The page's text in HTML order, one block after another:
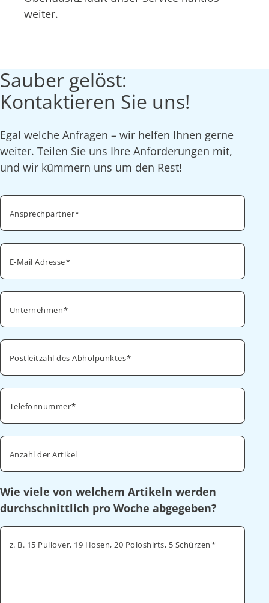
weiter.
Sauber gelöst:
Kontaktieren Sie uns!
Egal welche Anfragen – wir helfen Ihnen gerne
weiter. Teilen Sie uns Ihre Anforderungen mit,
und wir kümmern uns um den Rest!
Ansprechpartner
E-Mail Adresse
Unternehmen
Postleitzahl des Abholpunktes
Telefonnummer
Anzahl der Artikel
Wie viele von welchem Artikeln werden
durchschnittlich pro Woche abgegeben?
z. B. 15 Pullover, 19 Hosen, 20 Poloshirts, 5 Schürzen